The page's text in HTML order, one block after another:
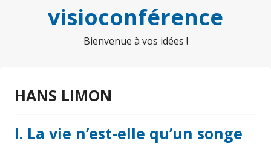
visioconférence
Bienvenue à vos idées !
HANS LIMON
I. La vie n’est-elle qu’un songe